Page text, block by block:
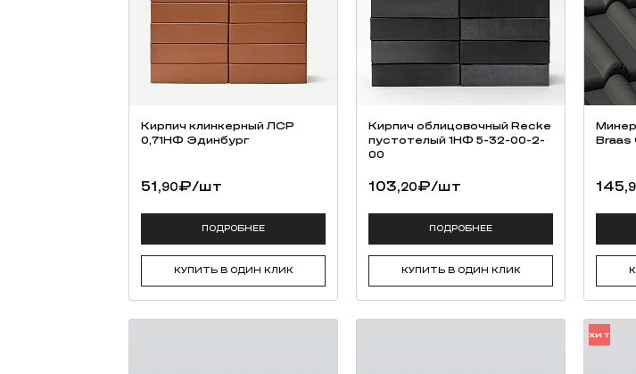
Кирпич клинкерный ЛСР
0,71НФ Эдинбург
51,90₽/шт
ПОДРОБНЕЕ
КУПИТЬ В ОДИН КЛИК
Кирпич облицовочный Recke
пустотелый 1НФ 5-32-00-2-
00
103,20₽/шт
ПОДРОБНЕЕ
КУПИТЬ В ОДИН КЛИК
Braas
145,
ХИТ